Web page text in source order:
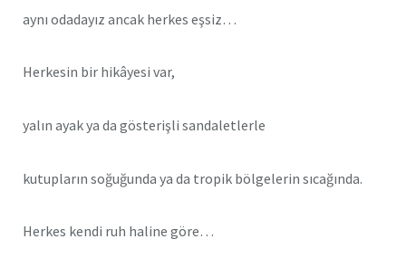
aynı odadayız ancak herkes eşsiz…
Herkesin bir hikâyesi var,
yalın ayak ya da gösterişli sandaletlerle
kutupların soğuğunda ya da tropik bölgelerin sıcağında.
Herkes kendi ruh haline göre…